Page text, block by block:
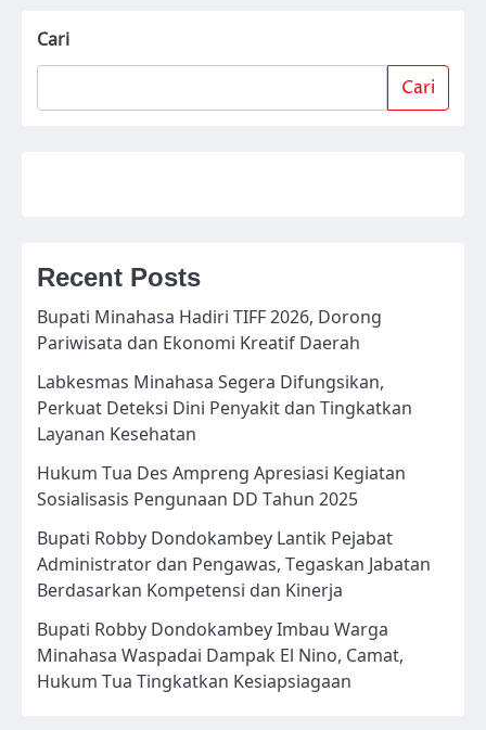
Cari
Cari
Recent Posts
Bupati Minahasa Hadiri TIFF 2026, Dorong
Pariwisata dan Ekonomi Kreatif Daerah
Labkesmas Minahasa Segera Difungsikan,
Perkuat Deteksi Dini Penyakit dan Tingkatkan
Layanan Kesehatan
Hukum Tua Des Ampreng Apresiasi Kegiatan
Sosialisasis Pengunaan DD Tahun 2025
Bupati Robby Dondokambey Lantik Pejabat
Administrator dan Pengawas, Tegaskan Jabatan
Berdasarkan Kompetensi dan Kinerja
Bupati Robby Dondokambey Imbau Warga
Minahasa Waspadai Dampak El Nino, Camat,
Hukum Tua Tingkatkan Kesiapsiagaan